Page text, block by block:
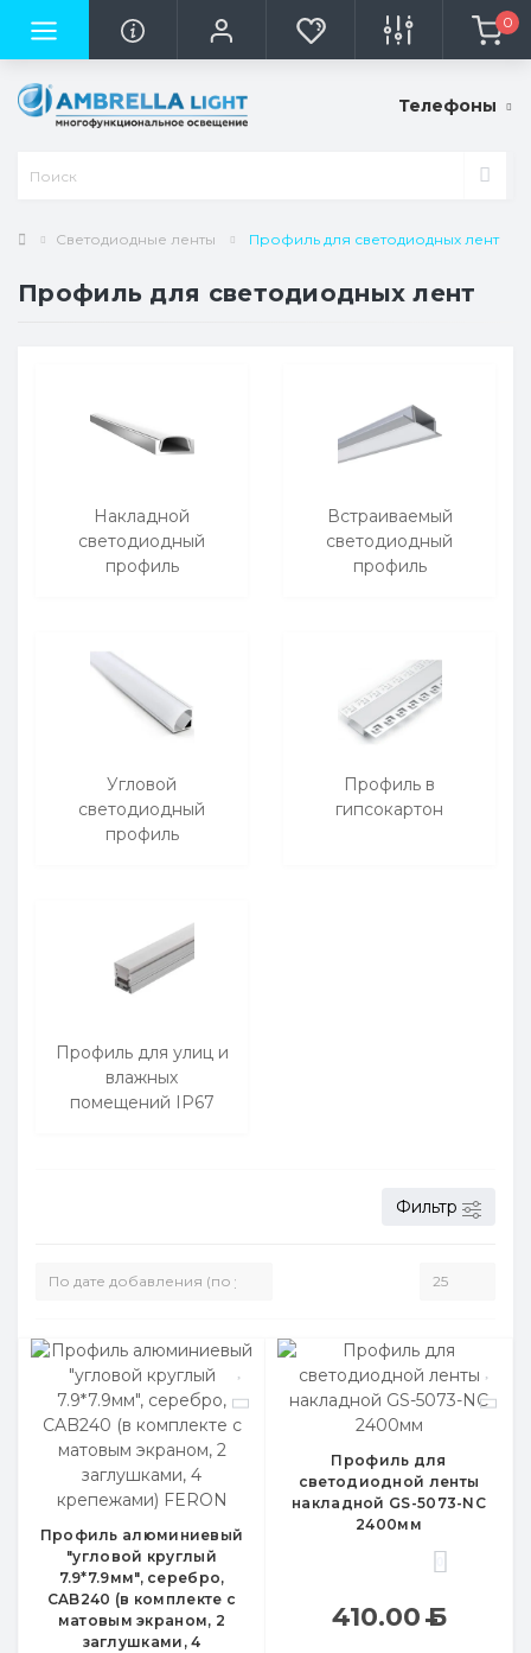
0
Телефоны
Светодиодные ленты Профиль для светодиодных лент
Профиль для светодиодных лент
Накладной
светодиодный
профиль
Встраиваемый
светодиодный
профиль
Угловой
светодиодный
профиль
Профиль в
гипсокартон
Профиль для улиц и
влажных
помещений IP67
Фильтр
Профиль алюминиевый
"угловой круглый
7.9*7.9мм", серебро,
CAB240 (в комплекте с
матовым экраном, 2
заглушками, 4
Профиль для
светодиодной ленты
накладной GS-5073-NC
2400мм
410.00Б